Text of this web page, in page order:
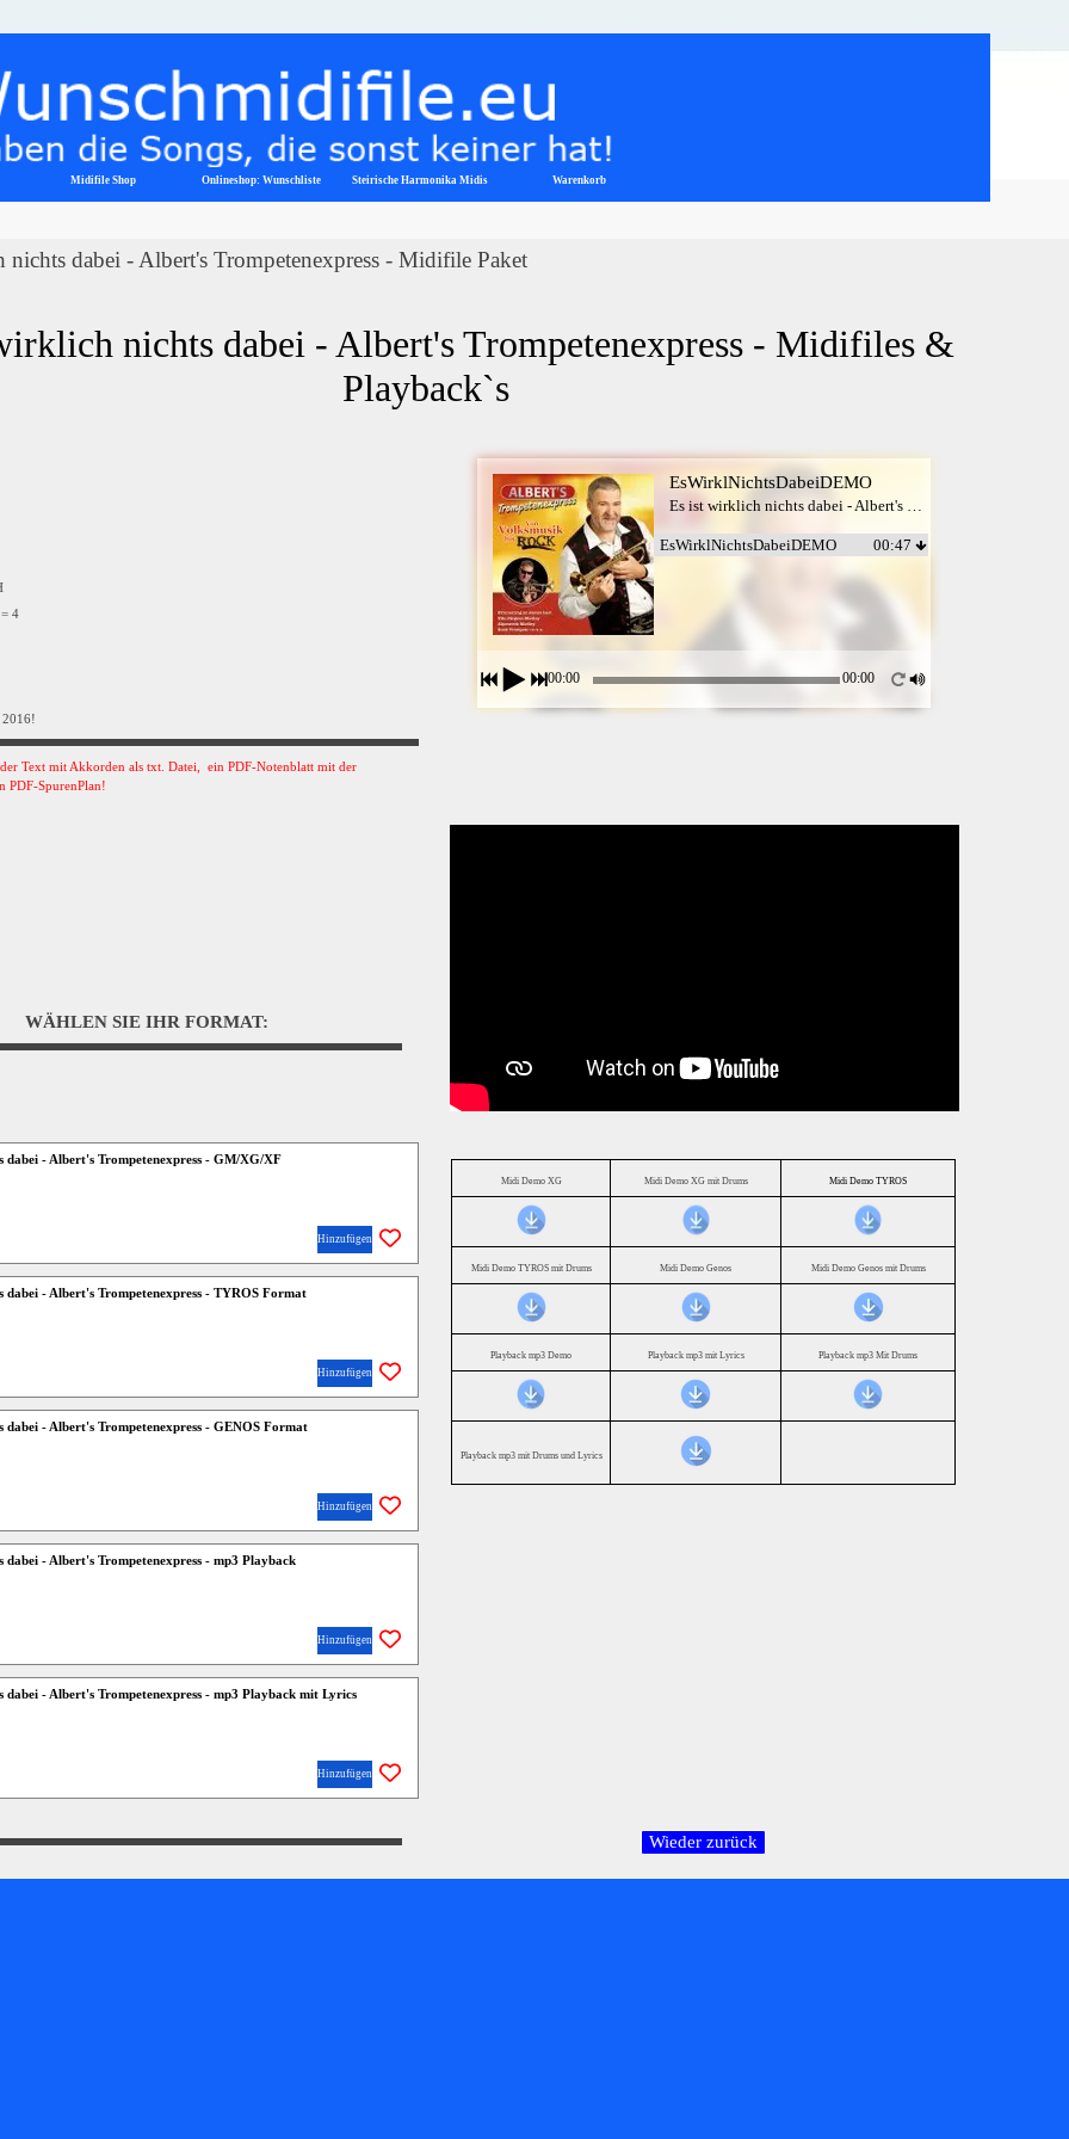
Menü überspringen
Midifile Shop ▼
Onlineshop: Wunschliste Steirische Harmonika Midis ▼
Warenkorb
dabei - Albert's Trompetenexpress - Midifile Paket
nichts dabei - Albert's Trompetenexpress - Midifiles &
Playback`s
4
2016!
Text mit Akkorden als txt. Datei, ein PDF-Notenblatt mit der
PDF-SpurenPlan!
EsWirklNichtsDabeiDEMO
Es ist wirklich nichts dabei - Albert's Trompetenexpress
EsWirklNichtsDabeiDEMO 00:47
00:00 00:00
WÄHLEN SIE IHR FORMAT:
dabei - Albert's Trompetenexpress - GM/XG/XF
Hinzufügen
dabei - Albert's Trompetenexpress - TYROS Format
Hinzufügen
dabei - Albert's Trompetenexpress - GENOS Format
Hinzufügen
dabei - Albert's Trompetenexpress - mp3 Playback
Hinzufügen
dabei - Albert's Trompetenexpress - mp3 Playback mit Lyrics
Hinzufügen
Midi Demo XG Midi Demo XG mit Drums Midi Demo TYROS
Midi Demo TYROS mit Drums Midi Demo Genos Midi Demo Genos mit Drums
Playback mp3 Demo Playback mp3 mit Lyrics Playback mp3 Mit Drums
Playback mp3 mit Drums und Lyrics